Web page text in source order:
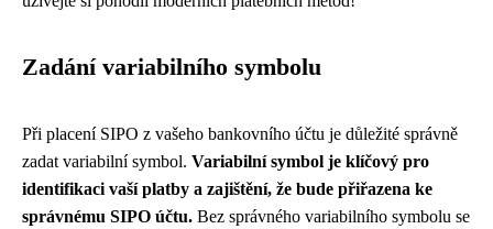
Zadání variabilního symbolu
Při placení SIPO z vašeho bankovního účtu je důležité správně
zadat variabilní symbol. Variabilní symbol je klíčový pro
identifikaci vaší platby a zajištění, že bude přiřazena ke
správnému SIPO účtu. Bez správného variabilního symbolu se